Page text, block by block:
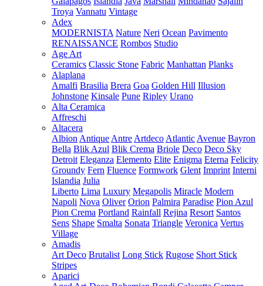
Troya Vannatu Vintage
Adex
MODERNISTA Nature Neri Ocean Pavimento
RENAISSANCE Rombos Studio
Age Art
Ceramics Classic Stone Fabric Manhattan Planks
Alaplana
Amalfi Brasilia Brera Goa Golden Hill Illusion
Johnstone Kinsale Pune Ripley Urano
Alta Ceramica
Affreschi
Altacera
Albion Antique Antre Artdeco Atlantic Avenue Bayron
Bella Blik Azul Blik Crema Briole Deco Deco Sky
Detroit Eleganza Elemento Elite Enigma Eterna Felicity
Groundy Fern Fluence Formwork Glent Imprint Interni
Islandia Julia
Liberto Lima Luxury Megapolis Miracle Modern
Napoli Nova Oliver Orion Palmira Paradise Pion Azul
Pion Crema Portland Rainfall Rejina Resort Santos
Sens Shape Smalta Sonata Triangle Veronica Vertus
Village
Amadis
Art Deco Brutalist Long Stick Rugose Short Stick
Stripes
Aparici